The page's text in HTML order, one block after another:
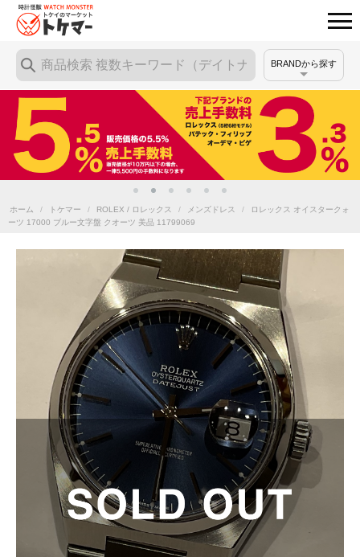
BRANDから探す
ホーム / トケマー / ROLEX / ロレックス / メンズドレス /
ロレックス オイスタークォ
ーツ 17000 ブルー文字盤 クオーツ 美品 11799069